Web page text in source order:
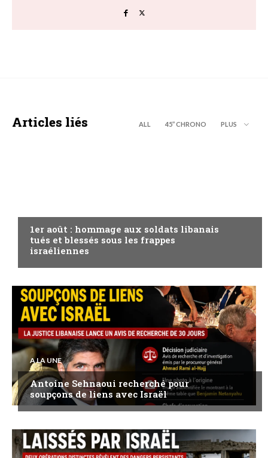
Articles liés ALL 45’’ CHRONO PLUS
1er août : hommage aux soldats libanais
tués et blessés sous les frappes
israéliennes
A LA UNE
Antoine Sehnaoui recherché pour
soupçons de liens avec Israël